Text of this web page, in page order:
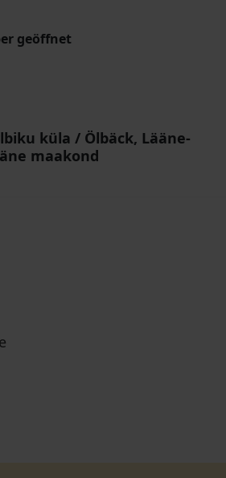
geöffnet
küla / Ölbäck, Lääne-
maakond